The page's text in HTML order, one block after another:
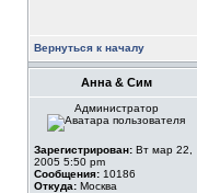
Вернуться к началу
Анна & Сим
Администратор
Зарегистрирован: Вт мар 22,
2005 5:50 pm
Сообщения: 10186
Откуда: Москва